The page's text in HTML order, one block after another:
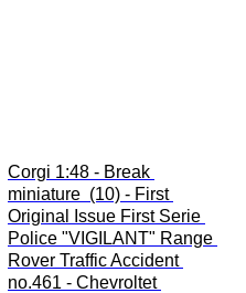
Corgi 1:48 - Break
miniature  (10) - First
Original Issue First Serie
Police "VIGILANT" Range
Rover Traffic Accident
no.461 - Chevroltet